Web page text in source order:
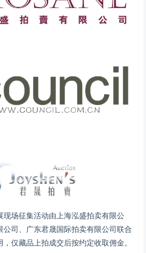
场征集活动由上海泓盛拍卖有限公
司、广东君晟国际拍卖有限公司联合
仅藏品上拍成交后按约定收取佣金。